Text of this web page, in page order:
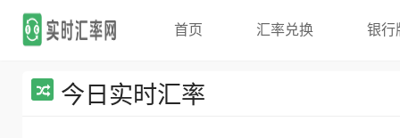
首页 汇率兑换 银行
今日实时汇率